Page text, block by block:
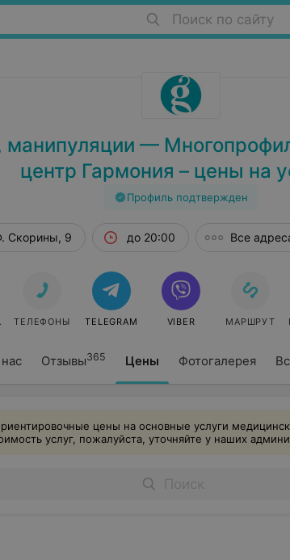
Поиск по сайту
—
центр Гармония – цены на
Профиль подтвержден
Отзывы365 Цены Фотогалерея
Скорины, 9 до 20:00 Все
ТЕЛЕФОНЫ TELEGRAM VIBER МАРШРУТ
цены на основные услуги
услуг, пожалуйста, уточняйте у наших